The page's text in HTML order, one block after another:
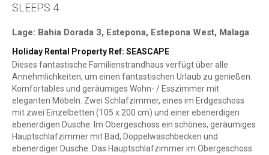
SLEEPS 4
Lage: Bahia Dorada 3, Estepona, Estepona West, Malaga
Holiday Rental Property Ref: SEASCAPE
Dieses fantastische Familienstrandhaus verfügt über alle
Annehmlichkeiten, um einen fantastischen Urlaub zu genießen.
Komfortables und geräumiges Wohn- / Esszimmer mit
eleganten Möbeln. Zwei Schlafzimmer, eines im Erdgeschoss
mit zwei Einzelbetten (105 x 200 cm) und einer ebenerdigen
ebenerdigen Dusche. Im Obergeschoss ein schönes, geräumiges
Hauptschlafzimmer mit Bad, Doppelwaschbecken und
ebenerdiger Dusche. Das Hauptschlafzimmer im Obergeschoss